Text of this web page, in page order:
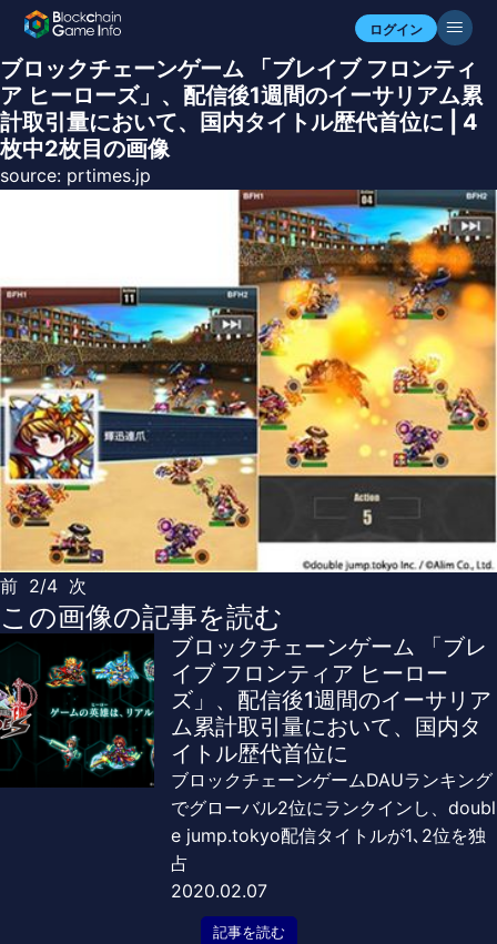
ログイン
ブロックチェーンゲーム 「ブレイブ フロンティ
ア ヒーローズ」、配信後1週間のイーサリアム累
計取引量において、国内タイトル歴代首位に | 4
枚中2枚目の画像
source: prtimes.jp
前 2/4 次
この画像の記事を読む
ブロックチェーンゲーム 「ブレ
イブ フロンティア ヒーロー
ズ」、配信後1週間のイーサリア
ム累計取引量において、国内タ
イトル歴代首位に
ブロックチェーンゲームDAUランキング
でグローバル2位にランクインし、doubl
e jump.tokyo配信タイトルが1､2位を独
占
2020.02.07
記事を読む